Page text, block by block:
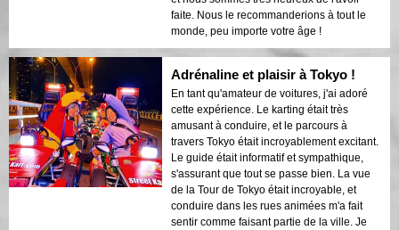
faite. Nous le recommanderions à tout le
monde, peu importe votre âge !
Adrénaline et plaisir à Tokyo !
En tant qu'amateur de voitures, j'ai adoré
cette expérience. Le karting était très
amusant à conduire, et le parcours à
travers Tokyo était incroyablement excitant.
Le guide était informatif et sympathique,
s'assurant que tout se passe bien. La vue
de la Tour de Tokyo était incroyable, et
conduire dans les rues animées m'a fait
sentir comme faisant partie de la ville. Je